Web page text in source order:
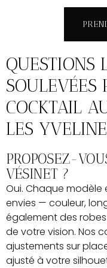
QUESTIONS
SOULEVÉES
COCKTAIL
LES
PROPOSEZ-
VÉSINET ?
Oui. Chaque modèle
envies — couleur,
également des
de votre vision. Nos
ajustements sur
ajusté à votre